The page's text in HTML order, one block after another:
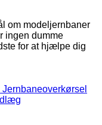
om modeljernbaner
ingen dumme
for at hjælpe dig
Jernbaneoverkørsel